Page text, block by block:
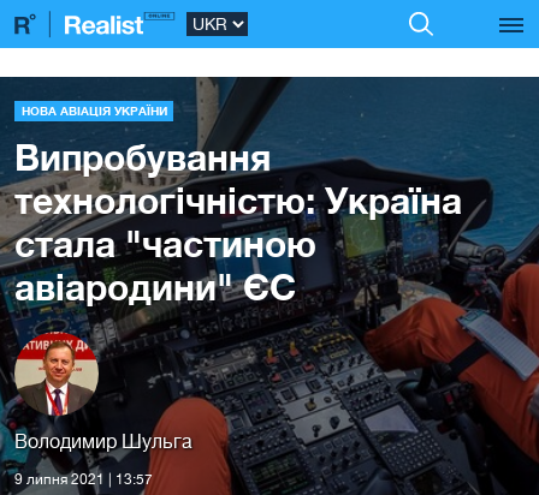
НОВА АВІАЦІЯ УКРАЇНИ
Випробування
технологічністю: Україна
стала "частиною
авіародини" ЄС
Володимир Шульга
9 липня 2021 | 13:57